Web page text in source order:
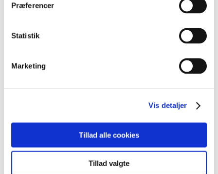
Præferencer
Statistik
Marketing
Vis detaljer
Tillad alle cookies
Tillad valgte
4 korrekturgange
eps og ai